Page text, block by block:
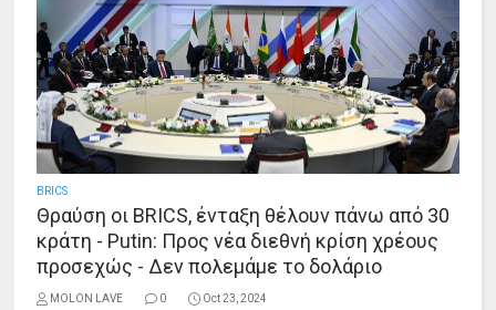
BRICS
Θραύση οι BRICS, ένταξη θέλουν πάνω από 30
κράτη - Putin: Προς νέα διεθνή κρίση χρέους
προσεχώς - Δεν πολεμάμε το δολάριο
MOLON LAVE 0 Oct 23, 2024